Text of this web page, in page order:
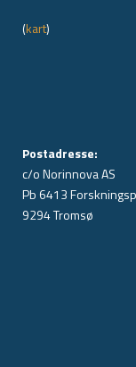
(kart)
Postadresse:
c/o Norinnova AS
Pb 6413
9294 Tromsø